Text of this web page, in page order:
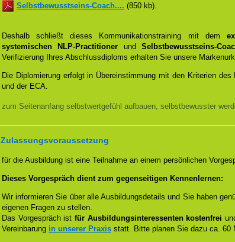
Selbstbewusstseins-Coach.... (850 kb).
Deshalb schließt dieses Kommunikationstraining mit dem
systemischen NLP-Practitioner undSelbstbewusstseins-
Verifizierung Ihres Abschlussdiploms erhalten Sie unsere
Die Diplomierung erfolgt in Übereinstimmung mit den Kriterien
und der ECA.
zum Seitenanfang selbstwertgefühl aufbauen, selbstbewusster
Zulassungsvoraussetzung
für die Ausbildung ist eine Teilnahme an einem persönlichen
Dieses Vorgespräch dient zum gegenseitigen Kennenlernen:
Wir informieren Sie über alle Ausbildungsdetails und Sie haben
eigenen Fragen zu stellen.
Das Vorgespräch ist für Ausbildungsinteressenten kostenfrei
Vereinbarung in unserer Praxis statt. Bitte planen Sie dazu ca. 60